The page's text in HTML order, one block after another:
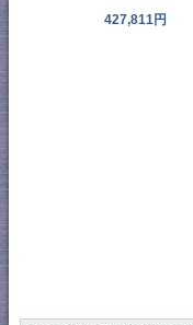
427,811円